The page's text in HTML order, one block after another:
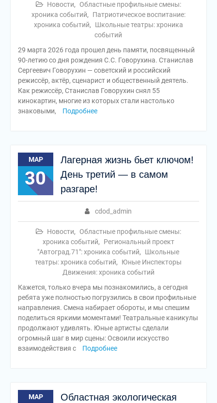
Новости,
Областные профильные смены:
хроника событий,
Патриотическое воспитание:
хроника событий,
Школьные театры: хроника
событий
29 марта 2026 года прошел день памяти, посвященный
90-летию со дня рождения С.С. Говорухина. Станислав
Сергеевич Говорухин — советский и российский
режиссёр, актёр, сценарист и общественный деятель.
Как режиссёр, Станислав Говорухин снял 55
кинокартин, многие из которых стали настолько
знаковыми,
Подробнее
МАР
30
Лагерная жизнь бьет ключом!
День третий — в самом
разгаре!
cdod_admin
Новости,
Областные профильные смены:
хроника событий,
Региональный проект
"Автоград.71": хроника событий,
Школьные
театры: хроника событий,
Юные Инспекторы
Движения: хроника событий
Кажется, только вчера мы познакомились, а сегодня
ребята уже полностью погрузились в свои профильные
направления. Смена набирает обороты, и мы спешим
поделиться яркими моментами! Театральные каникулы
продолжают удивлять. Юные артисты сделали
огромный шаг в мир сцены: Освоили искусство
взаимодействия с
Подробнее
МАР
Областная экологическая